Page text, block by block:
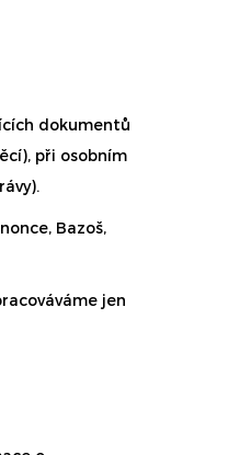
dokumentů
při osobním
Bazoš,
jen